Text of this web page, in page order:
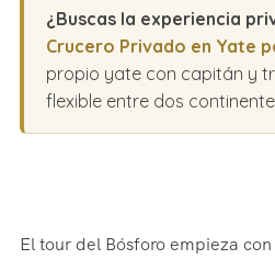
¿Buscas la experiencia
Crucero Privado en Yate
propio yate con capitán y
flexible entre dos
El tour del Bósforo empieza